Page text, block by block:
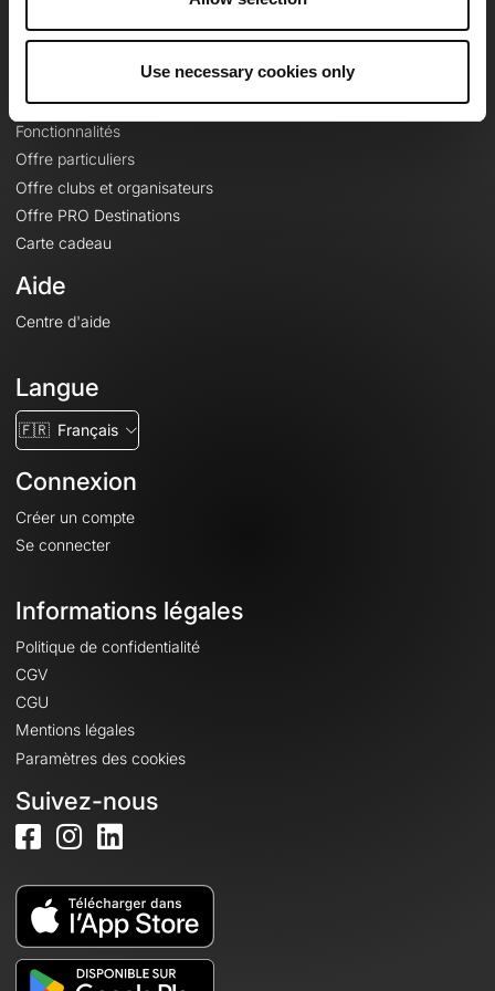
Use necessary cookies only
Le Mag'
Fonds de cartes topographiques
Fonctionnalités
Offre particuliers
Offre clubs et organisateurs
Offre PRO Destinations
Carte cadeau
Aide
Centre d'aide
Langue
🇫🇷 Français
Connexion
Créer un compte
Se connecter
Informations légales
Politique de confidentialité
CGV
CGU
Mentions légales
Paramètres des cookies
Suivez-nous